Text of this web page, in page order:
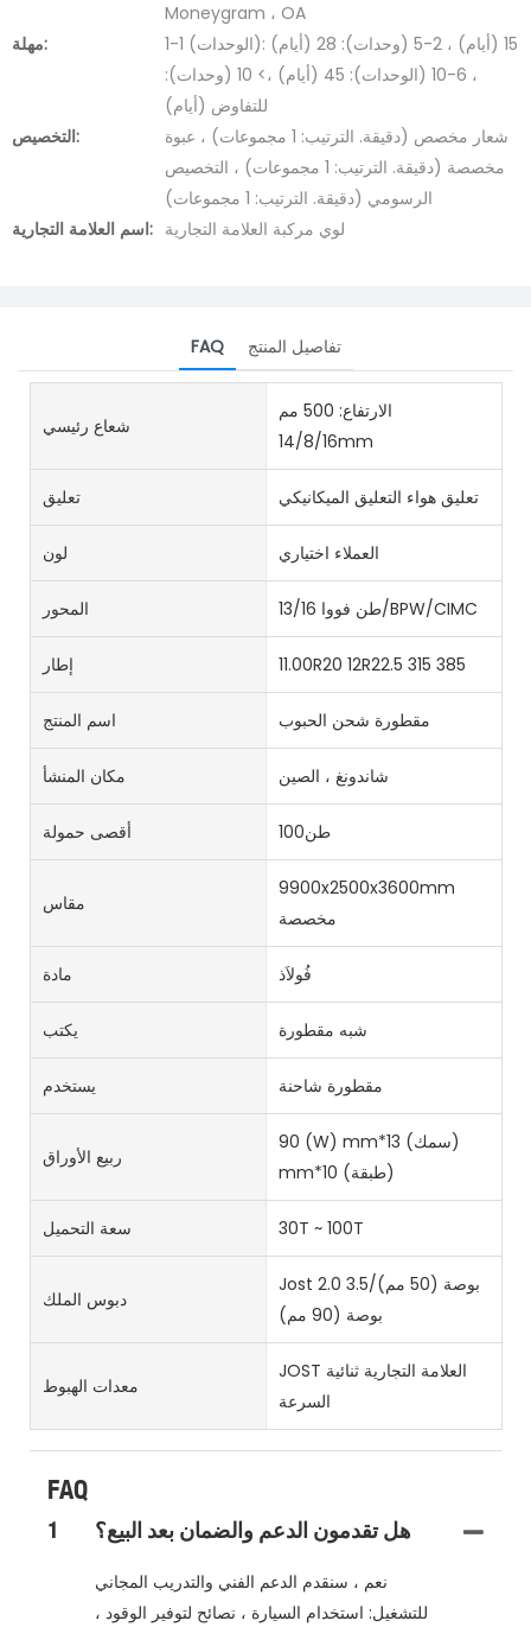
Moneygram ، OA
مهلة:
1-1 (الوحدات): 15 (أيام) ، 2-5 (وحدات): 28 (أيام)
، 6-10 (الوحدات): 45 (أيام) ،> 10 (وحدات):
للتفاوض (أيام)
التخصيص:
شعار مخصص (دقيقة. الترتيب: 1 مجموعات) ، عبوة
مخصصة (دقيقة. الترتيب: 1 مجموعات) ، التخصيص
الرسومي (دقيقة. الترتيب: 1 مجموعات)
اسم العلامة التجارية: لوي مركبة العلامة التجارية
FAQ تفاصيل المنتج
شعاع رئيسي
الارتفاع: 500 مم
14/8/16mm
تعليق تعليق هواء التعليق الميكانيكي
لون العملاء اختياري
المحور 13/16 طن فووا/BPW/CIMC
إطار 11.00R20 12R22.5 315 385
اسم المنتج مقطورة شحن الحبوب
مكان المنشأ شاندونغ ، الصين
أقصى حمولة طن100
مقاس
9900x2500x3600mm
مخصصة
مادة فُولاَذ
يكتب شبه مقطورة
يستخدم مقطورة شاحنة
ربيع الأوراق
90 (W) mm*13 (سمك)
mm*10 (طبقة)
سعة التحميل 30T ~ 100T
دبوس الملك
Jost 2.0 بوصة (50 مم)/3.5
بوصة (90 مم)
معدات الهبوط
JOST العلامة التجارية ثنائية
السرعة
FAQ
1 هل تقدمون الدعم والضمان بعد البيع؟
نعم ، سنقدم الدعم الفني والتدريب المجاني
للتشغيل: استخدام السيارة ، نصائح لتوفير الوقود ،